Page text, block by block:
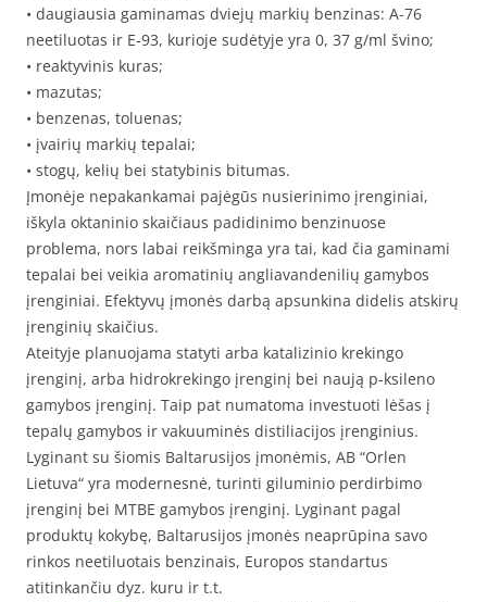
• daugiausia gaminamas dviejų markių benzinas: A-76
neetiluotas ir E-93, kurioje sudėtyje yra 0, 37 g/ml švino;
• reaktyvinis kuras;
• mazutas;
• benzenas, toluenas;
• įvairių markių tepalai;
• stogų, kelių bei statybinis bitumas.
Įmonėje nepakankamai pajėgūs nusierinimo įrenginiai,
iškyla oktaninio skaičiaus padidinimo benzinuose
problema, nors labai reikšminga yra tai, kad čia gaminami
tepalai bei veikia aromatinių angliavandenilių gamybos
įrenginiai. Efektyvų įmonės darbą apsunkina didelis atskirų
įrenginių skaičius.
Ateityje planuojama statyti arba katalizinio krekingo
įrenginį, arba hidrokrekingo įrenginį bei naują p-ksileno
gamybos įrenginį. Taip pat numatoma investuoti lėšas į
tepalų gamybos ir vakuuminės distiliacijos įrenginius.
Lyginant su šiomis Baltarusijos įmonėmis, AB “Orlen
Lietuva“ yra modernesnė, turinti giluminio perdirbimo
įrenginį bei MTBE gamybos įrenginį. Lyginant pagal
produktų kokybę, Baltarusijos įmonės neaprūpina savo
rinkos neetiluotais benzinais, Europos standartus
atitinkančiu dyz. kuru ir t.t.